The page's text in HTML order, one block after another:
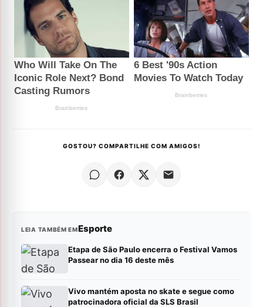
GOSTOU? COMPARTILHE COM AMIGOS!
LEIA TAMBÉM EMEsporte
Etapa de São Paulo encerra o Festival Vamos
Passear no dia 16 deste mês
Vivo mantém aposta no skate e segue como
patrocinadora oficial da SLS Brasil